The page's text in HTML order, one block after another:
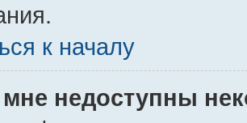
к началу
недоступны